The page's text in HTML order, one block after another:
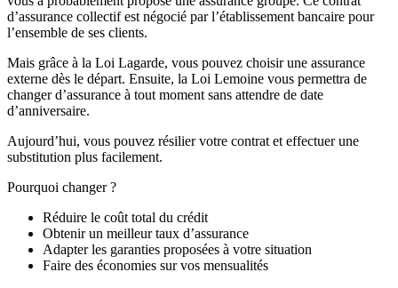
d’assurance collectif est négocié par l’établissement bancaire pour
l’ensemble de ses clients.
Mais grâce à la Loi Lagarde, vous pouvez choisir une assurance
externe dès le départ. Ensuite, la Loi Lemoine vous permettra de
changer d’assurance à tout moment sans attendre de date
d’anniversaire.
Aujourd’hui, vous pouvez résilier votre contrat et effectuer une
substitution plus facilement.
Pourquoi changer ?
Réduire le coût total du crédit
Obtenir un meilleur taux d’assurance
Adapter les garanties proposées à votre situation
Faire des économies sur vos mensualités